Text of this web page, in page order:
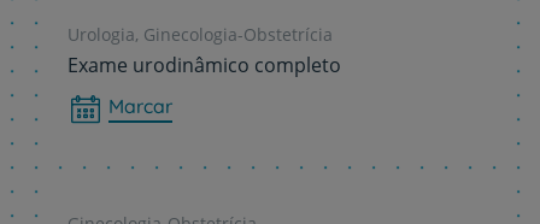
Urologia, Ginecologia-Obstetrícia
Exame urodinâmico completo
Marcar